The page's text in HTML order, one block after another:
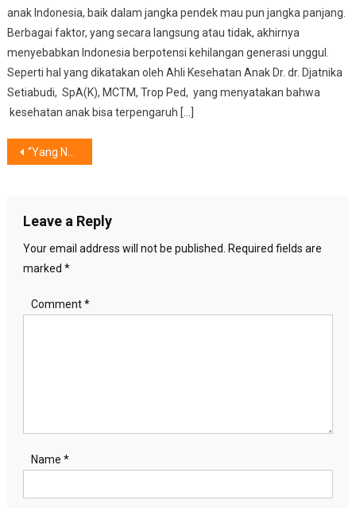
anak Indonesia, baik dalam jangka pendek mau pun jangka panjang.
Berbagai faktor, yang secara langsung atau tidak, akhirnya
menyebabkan Indonesia berpotensi kehilangan generasi unggul.
Seperti hal yang dikatakan oleh Ahli Kesehatan Anak Dr. dr. Djatnika
Setiabudi, SpA(K), MCTM, Trop Ped, yang menyatakan bahwa
kesehatan anak bisa terpengaruh […]
Post
“Yang Ngerokok Kamu, Yang Sakit Serumah!” Kampanye Yayasan Kanker Indonesia dan Perhimpunan Onkologi Indonesia
Leave a Reply
Your email address will not be published.
Required fields are
marked *
Comment*
Name *